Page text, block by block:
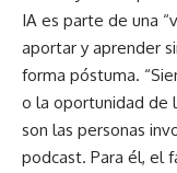
IA es parte de una
aportar y aprender
forma póstuma.
o la oportunidad de
son las personas
podcast. Para él, el